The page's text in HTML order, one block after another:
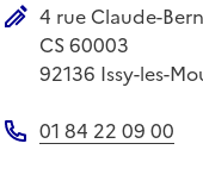
Adresse postale
4 rue Claude-
CS 60003
92136 Issy-les-
01 84 22 09 00